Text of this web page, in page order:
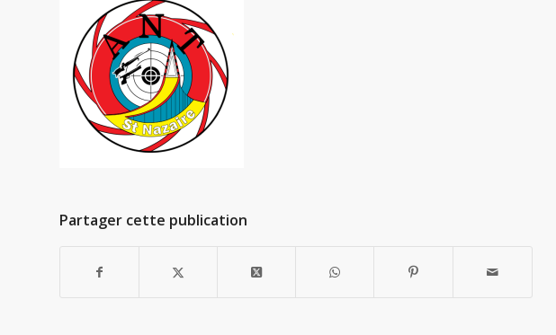
Partager cette publication